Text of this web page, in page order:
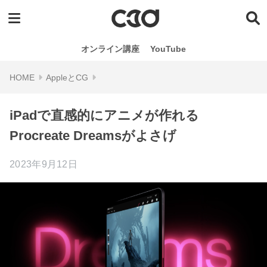
オンライン講座 YouTube
AppleとCG
iPadで直感的にアニメが作れる
Procreate Dreamsがよさげ
2023年9月12日